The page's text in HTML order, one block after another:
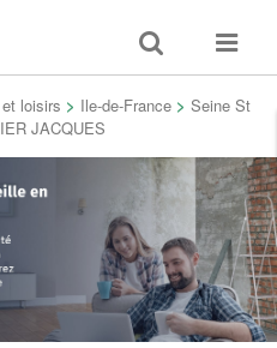
Toggle
search
Toggle
loisirs > Ile-de-France > Seine St
JACQUES